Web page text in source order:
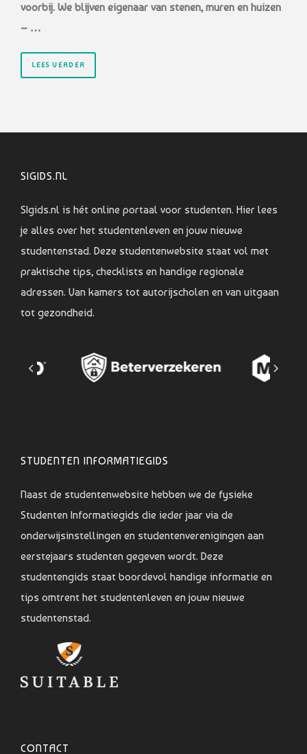
voorbij. We blijven eigenaar van stenen, muren en huizen
– …
LEES VERDER
SIGIDS.NL
SIgids.nl is hét online portaal voor studenten. Hier lees
je alles over het studentenleven en jouw nieuwe
studentenstad. Deze studentenwebsite staat vol met
praktische tips, checklists en handige regionale
adressen. Van kamers tot autorijscholen en van uitgaan
tot gezondheid.
STUDENTEN INFORMATIEGIDS
Naast de studentenwebsite hebben we de fysieke
Studenten Informatiegids die ieder jaar via de
onderwijsinstellingen en studentenverenigingen aan
eerstejaars studenten gegeven wordt. Deze
studentengids staat boordevol handige informatie en
tips omtrent het studentenleven en jouw nieuwe
studentenstad.
CONTACT